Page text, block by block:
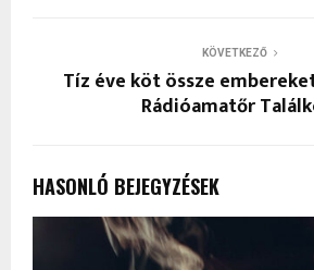
KÖVETKEZŐ
Tíz éve köt össze
Rádióamatőr
HASONLÓ BEJEGYZÉSEK